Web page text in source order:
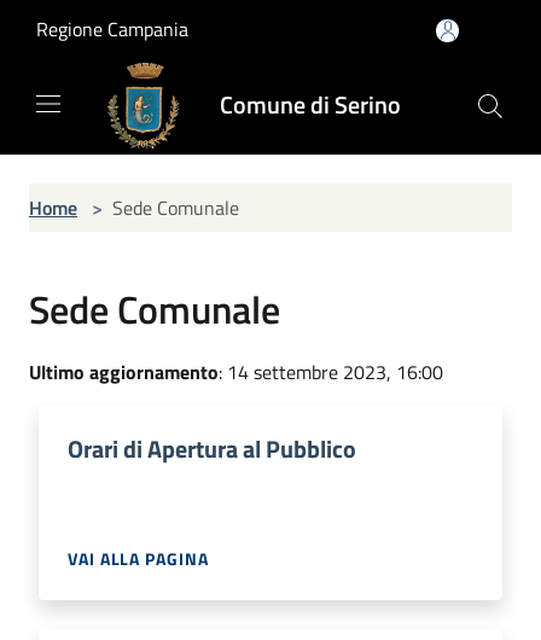
Regione Campania
Comune di Serino
Home > Sede Comunale
Sede Comunale
Ultimo aggiornamento: 14 settembre 2023, 16:00
Orari di Apertura al Pubblico
VAI ALLA PAGINA